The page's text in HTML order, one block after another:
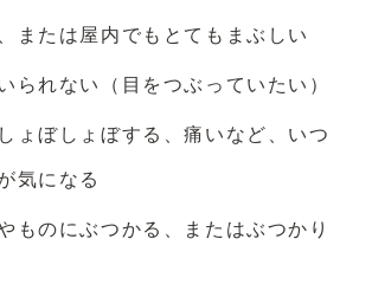
または屋内でもとてもまぶしい
られない（目をつぶっていたい）
ょぼしょぼする、痛いなど、いつ
気になる
ものにぶつかる、またはぶつかり